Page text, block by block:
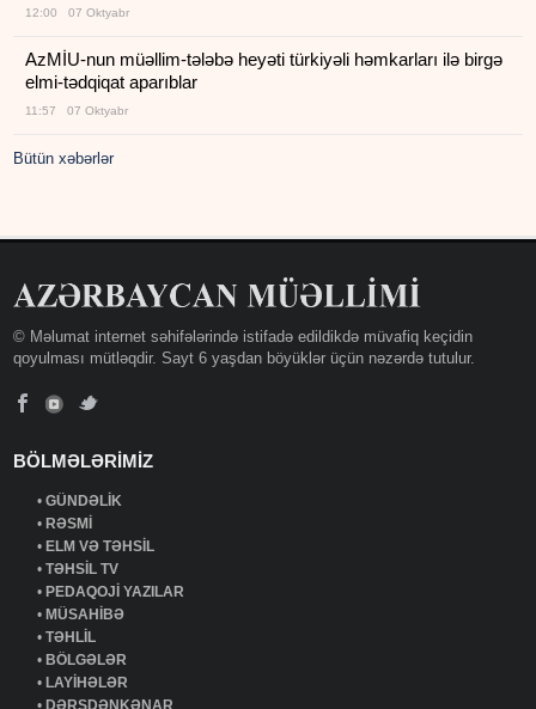
12:00 07 Oktyabr
AzMİU-nun müəllim-tələbə heyəti türkiyəli həmkarları ilə birgə
elmi-tədqiqat aparıblar
11:57 07 Oktyabr
Bütün xəbərlər
© Məlumat internet səhifələrində istifadə edildikdə müvafiq keçidin
qoyulması mütləqdir. Sayt 6 yaşdan böyüklər üçün nəzərdə tutulur.
BÖLMƏLƏRİMİZ
•GÜNDƏLİK
• RƏSMİ
• ELM VƏ TƏHSİL
•TƏHSİL TV
• PEDAQOJİ YAZILAR
• MÜSAHİBƏ
•TƏHLİL
• BÖLGƏLƏR
• LAYİHƏLƏR